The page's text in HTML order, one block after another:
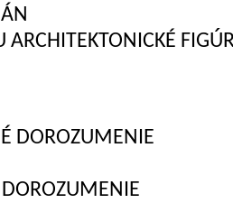
ARCHITEKTONICKÉ